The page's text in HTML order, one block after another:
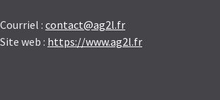
Courriel : contact@ag2l.fr
Site web : https://www.ag2l.fr